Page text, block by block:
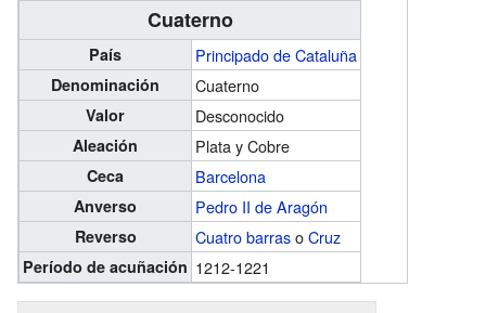
Cuaterno
País Principado de Cataluña
Denominación Cuaterno
Valor Desconocido
Aleación Plata y Cobre
Ceca Barcelona
Anverso Pedro II de Aragón
Reverso Cuatro barrasoCruz
Período de acuñación 1212-1221